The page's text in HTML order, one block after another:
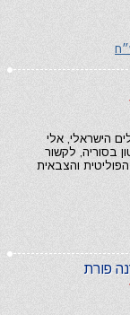
הישראלי, אלי
בסוריה, לקשור
והצבאית
פורת